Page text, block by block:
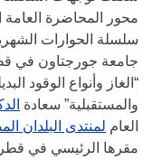
سلسلة الحوارات
جامعة جورجتاون في
“الغاز وأنواع الوقود
والمستقبلية” سعادة
العام لمنتدى البلدان
مقرها الرئيسي في